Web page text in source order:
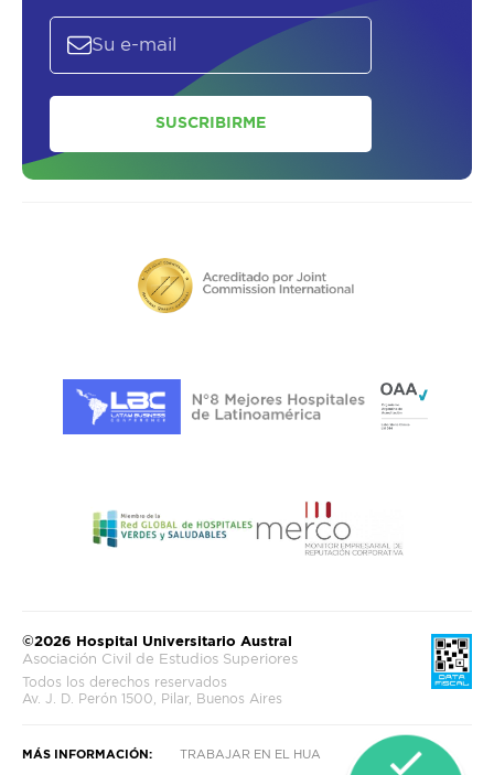
SUSCRIBIRME
©2026 Hospital Universitario Austral
Asociación Civil de Estudios Superiores
Todos los derechos reservados
Av. J. D. Perón 1500, Pilar, Buenos Aires
MÁS INFORMACIÓN: TRABAJAR EN EL HUA